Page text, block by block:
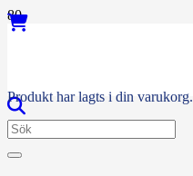
Produkt har lagts i din varukorg.